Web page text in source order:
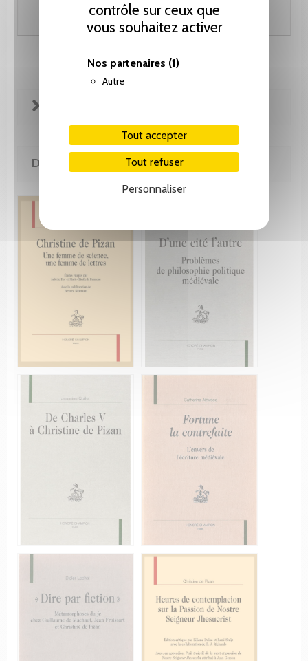
contrôle sur ceux que
vous souhaitez activer
Nos partenaires (1)
Autre
Tout accepter
Tout refuser
Personnaliser
Ajouter au panier
DE LA MÊME COLLECTION